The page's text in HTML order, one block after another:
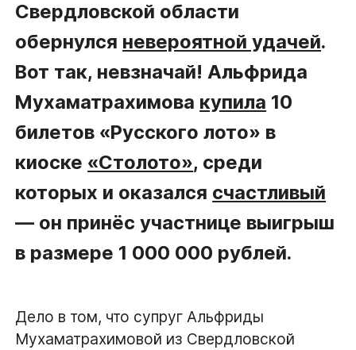
Свердловской области
обернулся невероятной удачей.
Вот так, невзначай! Альфрида
Мухаматрахимова купила 10
билетов «Русского лото» в
киоске «Столото», среди
которых и оказался счастливый
— он принёс участнице выигрыш
в размере 1 000 000 рублей.
Дело в том, что супруг Альфриды
Мухаматрахимовой из Свердловской